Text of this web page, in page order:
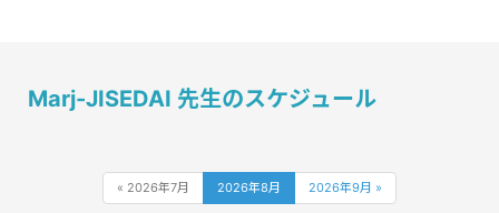
Marj-JISEDAI 先生のスケジュール
« 2026年7月 2026年8月 2026年9月 »